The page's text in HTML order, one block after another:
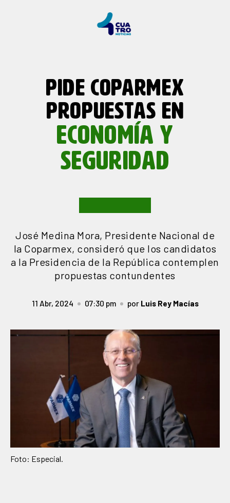
PIDE COPARMEX
PROPUESTAS EN
ECONOMÍA Y
SEGURIDAD
José Medina Mora, Presidente Nacional de
la Coparmex, consideró que los candidatos
a la Presidencia de la República contemplen
propuestas contundentes
11 Abr, 2024 07:30 pm por Luis Rey Macías
Foto: Especial.